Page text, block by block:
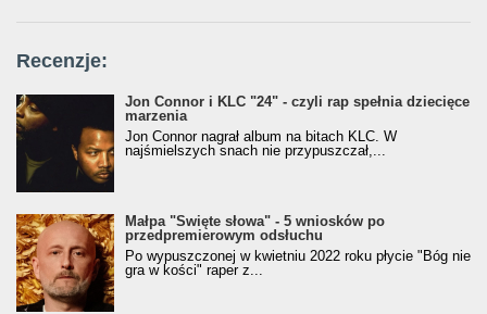
Recenzje:
Jon Connor i KLC "24" - czyli rap spełnia dziecięce
marzenia
Jon Connor nagrał album na bitach KLC. W
najśmielszych snach nie przypuszczał,...
Małpa "Święte słowa" - 5 wniosków po
przedpremierowym odsłuchu
Po wypuszczonej w kwietniu 2022 roku płycie "Bóg nie
gra w kości" raper z...